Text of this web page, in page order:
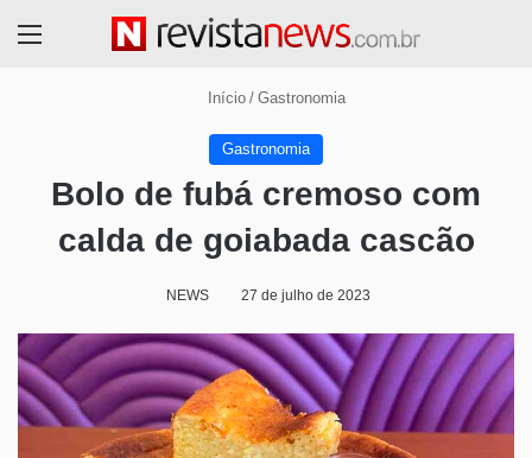
Início / Gastronomia
Gastronomia
Bolo de fubá cremoso com
calda de goiabada cascão
NEWS 27 de julho de 2023